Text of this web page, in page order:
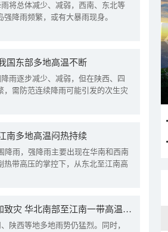
将总体减少、减弱，西南、东北等
降雨频繁，或有大暴雨现身。
国东部多地高温不断
雨逐步减少、减弱，但在陕西、四
，需防范连续降雨可能引发的次生灾
南多地高温闷热持续
降雨，强降雨主要出现在华南和西南
带高压的掌控下，从东北至江南高
四川陕西等地需警惕降雨叠加致灾 华北南部至江南一带高温频现
陕西等地多地雨势仍猛烈。同时，